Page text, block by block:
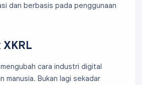
dan berbasis pada penggunaan
mengubah cara industri digital
manusia. Bukan lagi sekadar